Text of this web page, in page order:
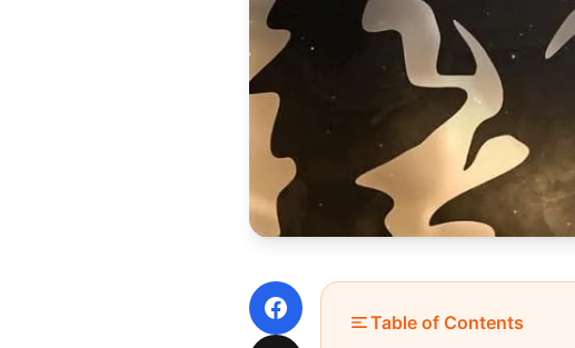
Facebook Table of Contents